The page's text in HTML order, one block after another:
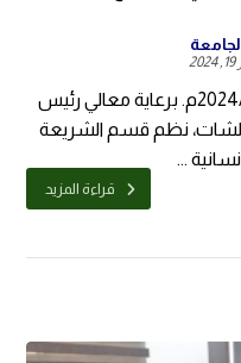
المهرة/إعلام الجامعة: 19/سبتمبر/2024م. برعاية معالي رئيس
كلشات، نظم قسم الشريعة
...
قراءة المزيد